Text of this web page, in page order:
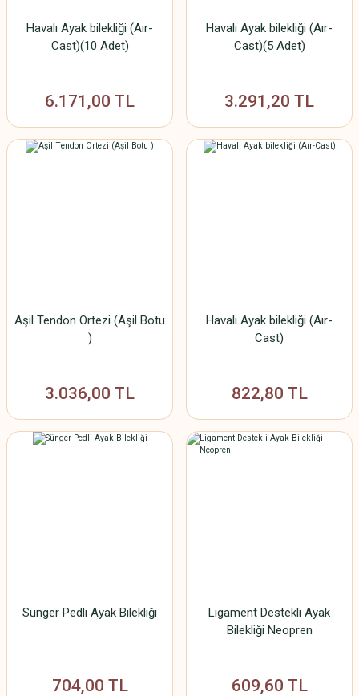
Havalı Ayak bilekliği (Aır-
Cast)(10 Adet)
6.171,00 TL
Havalı Ayak bilekliği (Aır-
Cast)(5 Adet)
3.291,20 TL
Aşil Tendon Ortezi (Aşil Botu
)
3.036,00 TL
Havalı Ayak bilekliği (Aır-
Cast)
822,80 TL
Sünger Pedli Ayak Bilekliği
704,00 TL
Ligament Destekli Ayak
Bilekliği Neopren
609,60 TL